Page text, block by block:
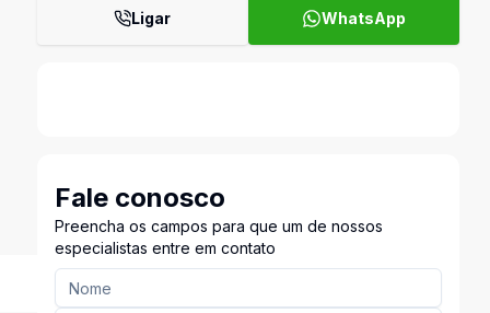
Ligar WhatsApp
Fale conosco
Preencha os campos para que um de nossos
especialistas entre em contato